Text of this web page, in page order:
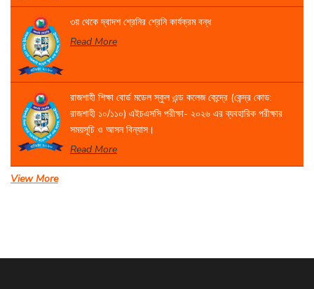
৩য় থেকে দ্বাদশ শ্রেনির শ্রেনি কার্যক্রম বন্ধ
Read More
রাজশাহী শিক্ষা বোর্ড মডেল স্কুল এন্ড কলেজ কেন্দ্রে (কেন্দ্র কোড:
রাজশাহী ১০/১১০) এইচএসসি পরীক্ষা- ২০২৬ এর ব্যবহারিক পরীক্ষার
সময়সূচি ও আসন বিন্যাস।
Read More
View More